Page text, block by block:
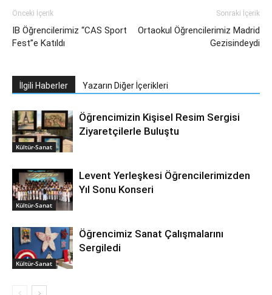
Önceki İçerik
IB Öğrencilerimiz “CAS Sport
Fest”e Katıldı
Sonraki İçerik
Ortaokul Öğrencilerimiz Madrid
Gezisindeydi
İlgili Haberler Yazarın Diğer İçerikleri
Kültür-Sanat
Öğrencimizin Kişisel Resim Sergisi
Ziyaretçilerle Buluştu
Kültür-Sanat
Levent Yerleşkesi Öğrencilerimizden
Yıl Sonu Konseri
Kültür-Sanat
Öğrencimiz Sanat Çalışmalarını
Sergiledi